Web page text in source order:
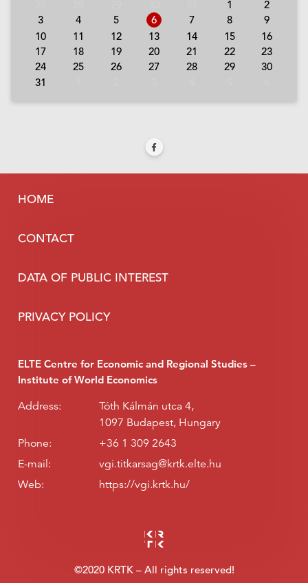
1
2
3
4 5 6 7 8
9
10
11 12 13 14 15
16
17
18 19 20 21 22
23
24
25 26 27 28 29
30
31
HOME
CONTACT
DATA OF PUBLIC INTEREST
PRIVACY POLICY
ELTE Centre for Economic and Regional Studies –
Institute of World Economics
Address:
Tóth Kálmán utca 4,
1097 Budapest, Hungary
Phone:
+36 1 309 2643
E-mail:
vgi.titkarsag@krtk.elte.hu
Web:
https://vgi.krtk.hu/
©2020 KRTK – All rights reserved!